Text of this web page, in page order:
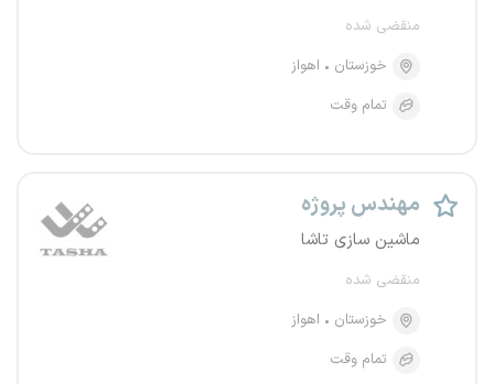
منقضی شده
خوزستان
اهواز
تمام وقت
مهندس پروژه
ماشین سازی تاشا
منقضی شده
خوزستان
اهواز
تمام وقت